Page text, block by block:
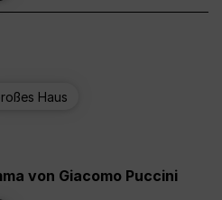
Haus
von Giacomo Puccini